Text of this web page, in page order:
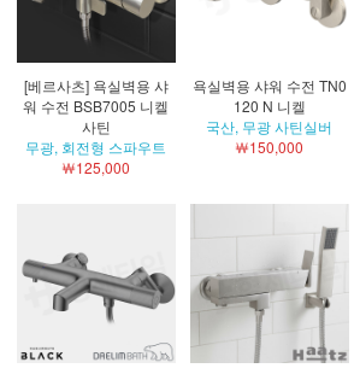
[베르사츠] 욕실벽용 샤
워 수전 BSB7005 니켈
사틴
무광, 회전형 스파우트
￦125,000
욕실벽용 샤워 수전 TN0
120 N 니켈
국산, 무광 사틴실버
￦150,000